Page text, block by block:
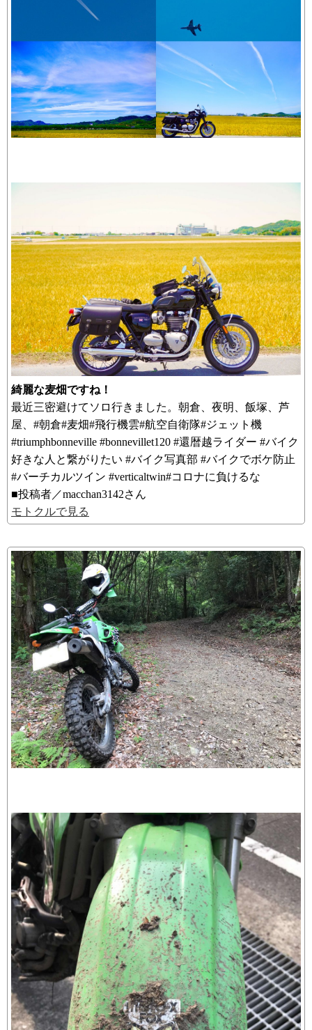
綺麗な麦畑ですね！
最近三密避けてソロ行きました。朝倉、夜明、飯塚、芦
屋、#朝倉#麦畑#飛行機雲#航空自衛隊#ジェット機
#triumphbonneville #bonnevillet120 #還暦越ライダー #バイク
好きな人と繋がりたい #バイク写真部 #バイクでボケ防止
#バーチカルツイン #verticaltwin#コロナに負けるな
■投稿者／macchan3142さん
モトクルで見る